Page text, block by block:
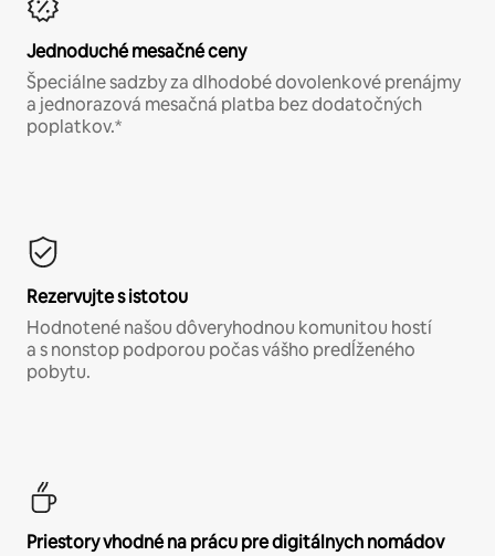
Jednoduché mesačné ceny
Špeciálne sadzby za dlhodobé dovolenkové prenájmy
a jednorazová mesačná platba bez dodatočných
poplatkov.*
Rezervujte s istotou
Hodnotené našou dôveryhodnou komunitou hostí
a s nonstop podporou počas vášho predĺženého
pobytu.
Priestory vhodné na prácu pre digitálnych nomádov